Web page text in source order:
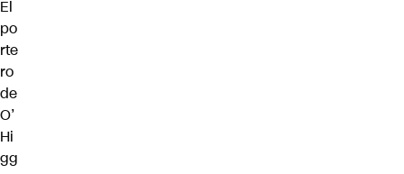
El
po
rte
ro
de
O’
Hi
gg